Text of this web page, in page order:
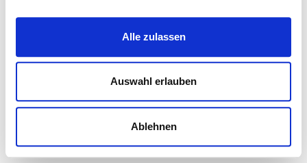
Alle zulassen
Auswahl erlauben
Ablehnen